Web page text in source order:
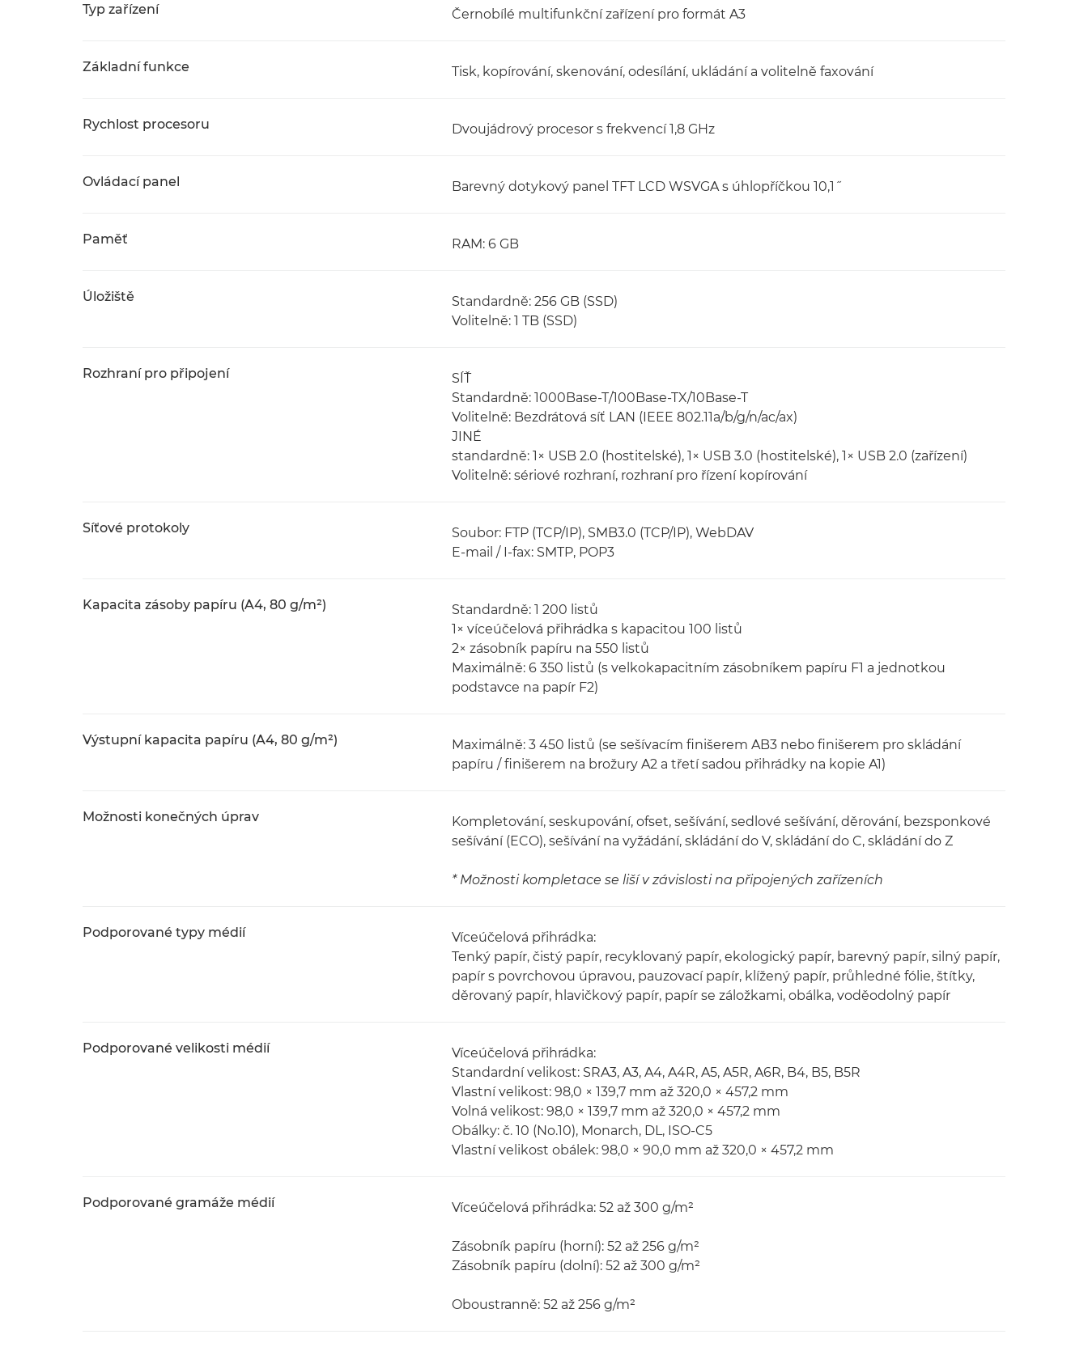
Typ zařízení Černobílé multifunkční zařízení pro formát A3
Základní funkce Tisk, kopírování, skenování, odesílání, ukládání a volitelně faxování
Rychlost procesoru Dvoujádrový procesor s frekvencí 1,8 GHz
Ovládací panel Barevný dotykový panel TFT LCD WSVGA s úhlopříčkou 10,1˝
Paměť RAM: 6 GB
Úložiště
Standardně: 256 GB (SSD)
Volitelně: 1 TB (SSD)
Rozhraní pro připojení
SÍŤ
Standardně: 1000Base-T/100Base-TX/10Base-T
Volitelně: Bezdrátová síť LAN (IEEE 802.11a/b/g/n/ac/ax)
JINÉ
standardně: 1× USB 2.0 (hostitelské), 1× USB 3.0 (hostitelské), 1× USB 2.0 (zařízení)
Volitelně: sériové rozhraní, rozhraní pro řízení kopírování
Síťové protokoly
Soubor: FTP (TCP/IP), SMB3.0 (TCP/IP), WebDAV
E-mail / I-fax: SMTP, POP3
Kapacita zásoby papíru (A4, 80 g/m²)
Standardně: 1 200 listů
1× víceúčelová přihrádka s kapacitou 100 listů
2× zásobník papíru na 550 listů
Maximálně: 6 350 listů (s velkokapacitním zásobníkem papíru F1 a jednotkou
podstavce na papír F2)
Výstupní kapacita papíru (A4, 80 g/m²)
Maximálně: 3 450 listů (se sešívacím finišerem AB3 nebo finišerem pro skládání
papíru / finišerem na brožury A2 a třetí sadou přihrádky na kopie A1)
Možnosti konečných úprav
Kompletování, seskupování, ofset, sešívání, sedlové sešívání, děrování, bezsponkové
sešívání (ECO), sešívání na vyžádání, skládání do V, skládání do C, skládání do Z
* Možnosti kompletace se liší v závislosti na připojených zařízeních
Podporované typy médií
Víceúčelová přihrádka:
Tenký papír, čistý papír, recyklovaný papír, ekologický papír, barevný papír, silný papír,
papír s povrchovou úpravou, pauzovací papír, klížený papír, průhledné fólie, štítky,
děrovaný papír, hlavičkový papír, papír se záložkami, obálka, voděodolný papír
Podporované velikosti médií
Víceúčelová přihrádka:
Standardní velikost: SRA3, A3, A4, A4R, A5, A5R, A6R, B4, B5, B5R
Vlastní velikost: 98,0 × 139,7 mm až 320,0 × 457,2 mm
Volná velikost: 98,0 × 139,7 mm až 320,0 × 457,2 mm
Obálky: č. 10 (No.10), Monarch, DL, ISO-C5
Vlastní velikost obálek: 98,0 × 90,0 mm až 320,0 × 457,2 mm
Podporované gramáže médií Víceúčelová přihrádka: 52 až 300 g/m²
Zásobník papíru (horní): 52 až 256 g/m²
Zásobník papíru (dolní): 52 až 300 g/m²
Oboustranně: 52 až 256 g/m²